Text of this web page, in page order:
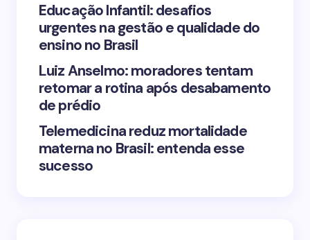
Submit Comment
Educação Infantil: desafios
urgentes na gestão e qualidade do
ensino no Brasil
Luiz Anselmo: moradores tentam
retomar a rotina após desabamento
de prédio
Telemedicina reduz mortalidade
materna no Brasil: entenda esse
sucesso